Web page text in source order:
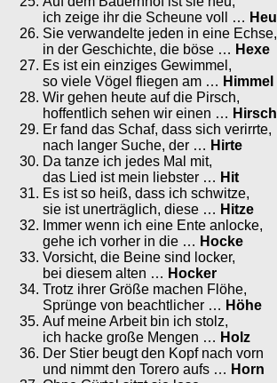
ich zeige ihr die Scheune voll … Heu
Sie verwandelte jeden in eine Echse,
in der Geschichte, die böse … Hexe
Es ist ein einziges Gewimmel,
so viele Vögel fliegen am … Himmel
Wir gehen heute auf die Pirsch,
hoffentlich sehen wir einen … Hirsch
Er fand das Schaf, dass sich verirrte,
nach langer Suche, der … Hirte
Da tanze ich jedes Mal mit,
das Lied ist mein liebster … Hit
Es ist so heiß, dass ich schwitze,
sie ist unerträglich, diese … Hitze
Immer wenn ich eine Ente anlocke,
gehe ich vorher in die … Hocke
Vorsicht, die Beine sind locker,
bei diesem alten … Hocker
Trotz ihrer Größe machen Flöhe,
Sprünge von beachtlicher … Höhe
Auf meine Arbeit bin ich stolz,
ich hacke große Mengen … Holz
Der Stier beugt den Kopf nach vorn
und nimmt den Torero aufs … Horn